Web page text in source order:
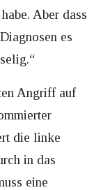
Aber dass
es
Angriff auf
die linke
in das
eine